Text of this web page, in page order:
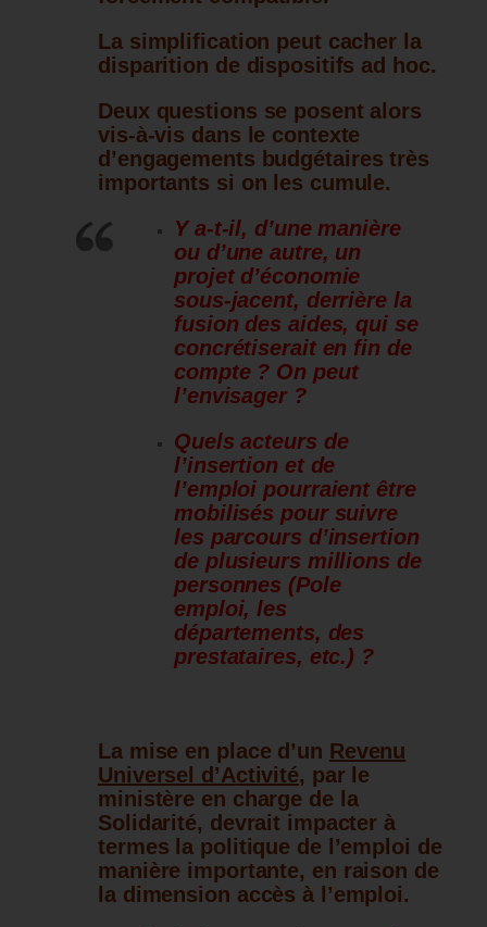
La simplification peut cacher la
disparition de dispositifs ad hoc.
Deux questions se posent alors
vis-à-vis dans le contexte
d’engagements budgétaires très
importants si on les cumule.
Y a-t-il, d’une manière
ou d’une autre, un
projet d’économie
sous-jacent, derrière la
fusion des aides, qui se
concrétiserait en fin de
compte ? On peut
l’envisager ?
Quels acteurs de
l’insertion et de
l’emploi pourraient être
mobilisés pour suivre
les parcours d’insertion
de plusieurs millions de
personnes (Pole
emploi, les
départements, des
prestataires, etc.) ?
La mise en place d’un Revenu
Universel d’Activité, par le
ministère en charge de la
Solidarité, devrait impacter à
termes la politique de l’emploi de
manière importante, en raison de
la dimension accès à l’emploi.